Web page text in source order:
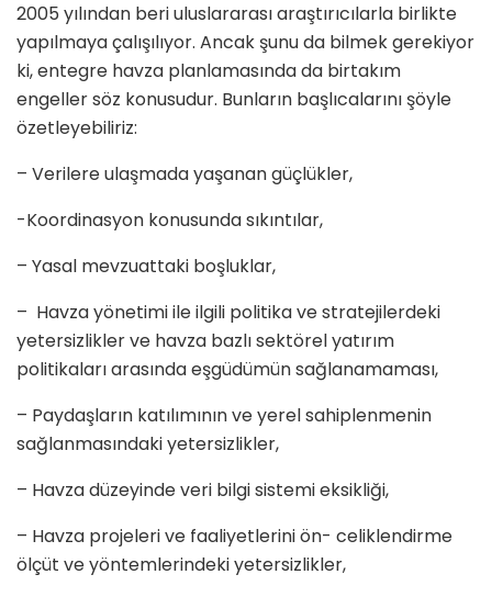
2005 yılından beri uluslararası araştırıcılarla birlikte
yapılmaya çalışılıyor. Ancak şunu da bilmek gerekiyor
ki, entegre havza planlamasında da birtakım
engeller söz konusudur. Bunların başlıcalarını şöyle
özetleyebiliriz:
– Verilere ulaşmada yaşanan güçlükler,
-Koordinasyon konusunda sıkıntılar,
– Yasal mevzuattaki boşluklar,
– Havza yönetimi ile ilgili politika ve stratejilerdeki
yetersizlikler ve havza bazlı sektörel yatırım
politikaları arasında eşgüdümün sağlanamaması,
– Paydaşların katılımının ve yerel sahiplenmenin
sağlanmasındaki yetersizlikler,
– Havza düzeyinde veri bilgi sistemi eksikliği,
– Havza projeleri ve faaliyetlerini ön- celiklendirme
ölçüt ve yöntemlerindeki yetersizlikler,